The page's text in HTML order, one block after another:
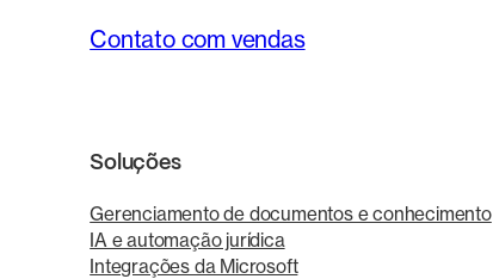
Contato com vendas
Soluções
Gerenciamento de documentos e conhecimento
IA e automação jurídica
Integrações da Microsoft